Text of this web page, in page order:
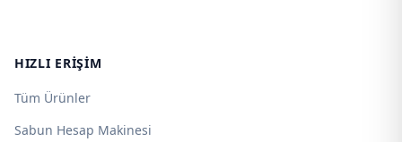
HIZLI ERIŞIM
Tüm Ürünler
Sabun Hesap Makinesi